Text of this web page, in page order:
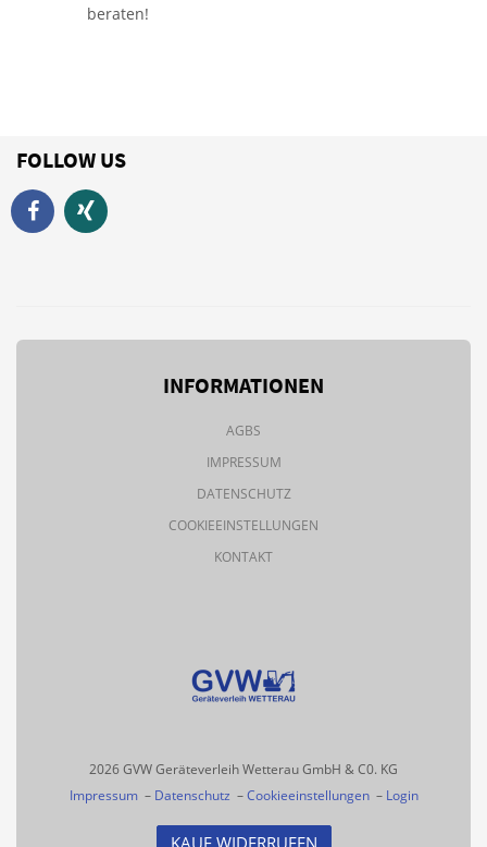
beraten!
FOLLOW US
INFORMATIONEN
AGBS
IMPRESSUM
DATENSCHUTZ
COOKIEEINSTELLUNGEN
KONTAKT
2026 GVW Geräteverleih Wetterau GmbH & C0. KG
Impressum– Datenschutz –Cookieeinstellungen– Login